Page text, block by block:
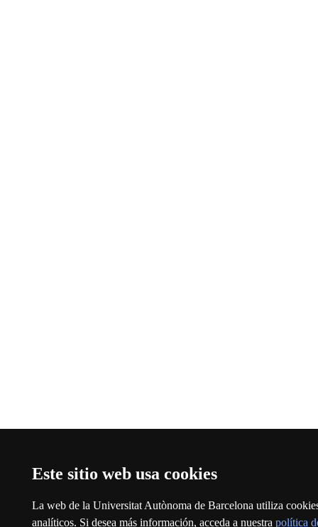
Este sitio web usa cookies
La web de la Universitat Autònoma de Barcelona utiliza
analíticos. Si desea más información, acceda a nuestra política